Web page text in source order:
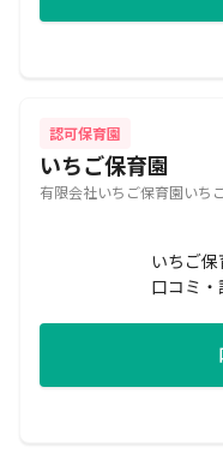
認可保育園
いちご保育園
有限会社いちご保育園いち
いちご保
口コミ